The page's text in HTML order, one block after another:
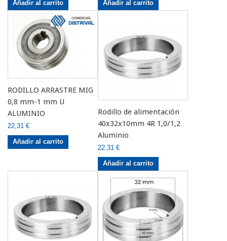
Añadir al carrito Añadir al carrito
RODILLO ARRASTRE MIG
0,8 mm-1 mm U
ALUMINIO
22,31 €
Añadir al carrito
Rodillo de alimentación
40x32x10mm 4R 1,0/1,2
Aluminio
22,31 €
Añadir al carrito